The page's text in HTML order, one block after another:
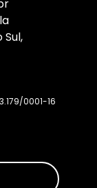
Sul,
0001-16